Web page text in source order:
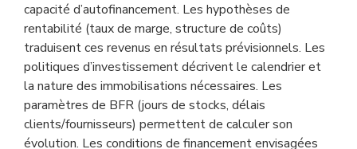
capacité d’autofinancement. Les hypothèses de
rentabilité (taux de marge, structure de coûts)
traduisent ces revenus en résultats prévisionnels. Les
politiques d’investissement décrivent le calendrier et
la nature des immobilisations nécessaires. Les
paramètres de BFR (jours de stocks, délais
clients/fournisseurs) permettent de calculer son
évolution. Les conditions de financement envisagées